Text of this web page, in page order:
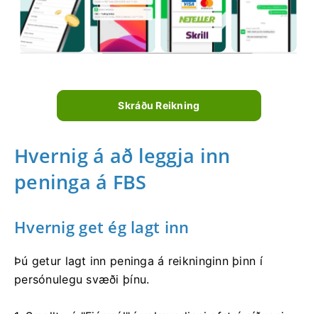
Skráðu Reikning
Hvernig á að leggja inn
peninga á FBS
Hvernig get ég lagt inn
Þú getur lagt inn peninga á reikninginn þinn í
persónulegu svæði þínu.